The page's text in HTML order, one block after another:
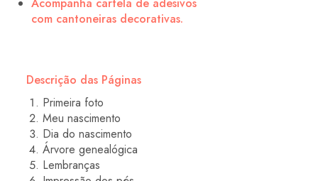
com cantoneiras decorativas.
Descrição das Páginas
Primeira foto
Meu nascimento
Dia do nascimento
Árvore genealógica
Lembranças